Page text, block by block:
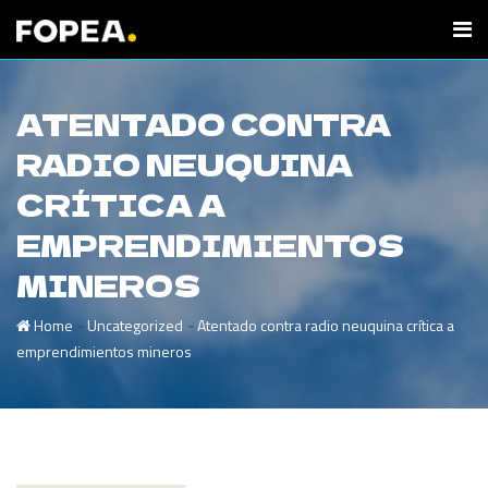
ATENTADO CONTRA
RADIO NEUQUINA
CRÍTICA A
EMPRENDIMIENTOS
MINEROS
Home -Uncategorized -Atentado contra radio neuquina crítica a
emprendimientos mineros